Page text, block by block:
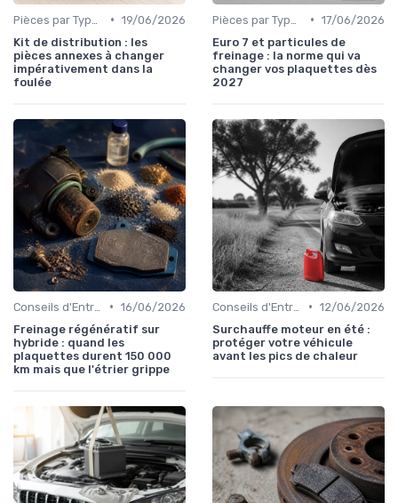
• 19/06/2026
Kit de distribution : les
pièces annexes à changer
impérativement dans la
foulée
• 17/06/2026
Euro 7 et particules de
freinage : la norme qui va
changer vos plaquettes dès
2027
• 16/06/2026
Freinage régénératif sur
hybride : quand les
plaquettes durent 150 000
km mais que l'étrier grippe
• 12/06/2026
Surchauffe moteur en été :
protéger votre véhicule
avant les pics de chaleur